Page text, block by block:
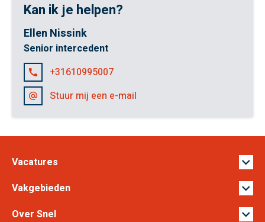
Kan ik je helpen?
Ellen Nissink
Senior intercedent
+31610995007
Stuur mij een e-mail
Vacatures
Vakgebieden
Over Snel